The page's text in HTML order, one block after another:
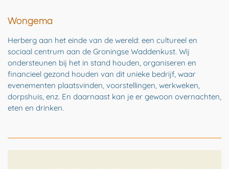
Wongema
Herberg aan het einde van de wereld: een cultureel en
sociaal centrum aan de Groningse Waddenkust. Wij
ondersteunen bij het in stand houden, organiseren en
financieel gezond houden van dit unieke bedrijf, waar
evenementen plaatsvinden, voorstellingen, werkweken,
dorpshuis, enz. En daarnaast kan je er gewoon overnachten,
eten en drinken.